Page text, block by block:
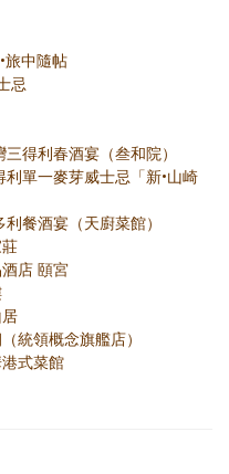
旅中隨帖
忌
得利春酒宴（叁和院）
單一麥芽威士忌「新•山崎
餐酒宴（天廚菜館）
店 頤宮
統領概念旗艦店）
式菜館